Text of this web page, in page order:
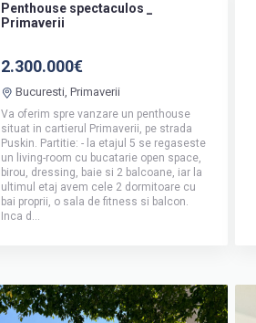
Penthouse spectaculos _
Primaverii
2.300.000€
Bucuresti, Primaverii
Va oferim spre vanzare un penthouse
situat in cartierul Primaverii, pe strada
Puskin. Partitie: - la etajul 5 se regaseste
un living-room cu bucatarie open space,
birou, dressing, baie si 2 balcoane, iar la
ultimul etaj avem cele 2 dormitoare cu
bai proprii, o sala de fitness si balcon.
Inca d...